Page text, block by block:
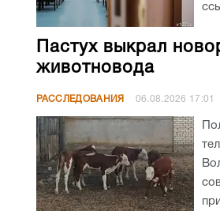
Пастух выкрал
животновода
РАССЛЕДОВАНИЯ 06.08.2026 17:01